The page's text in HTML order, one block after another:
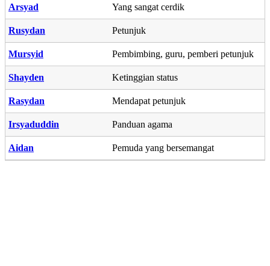
Arsyad Yang sangat cerdik
Rusydan Petunjuk
Mursyid Pembimbing, guru, pemberi petunjuk
Shayden Ketinggian status
Rasydan Mendapat petunjuk
Irsyaduddin Panduan agama
Aidan Pemuda yang bersemangat